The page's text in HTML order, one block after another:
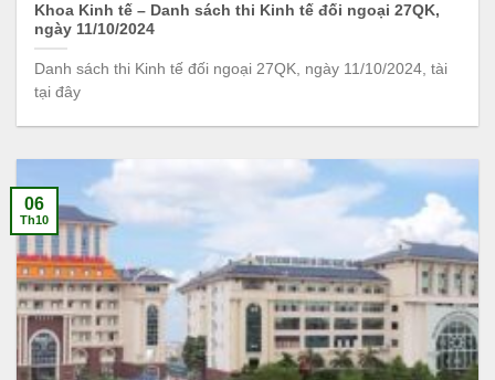
Khoa Kinh tế – Danh sách thi Kinh tế đối ngoại 27QK,
ngày 11/10/2024
Danh sách thi Kinh tế đối ngoại 27QK, ngày 11/10/2024, tài
tại đây
06
Th10